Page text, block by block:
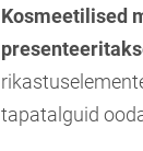
Kosmeetilised
tapatalguid